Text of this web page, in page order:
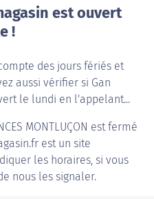
est ouvert
!
des jours fériés et
aussi vérifier si Gan
le lundi en l'appelant...
MONTLUÇON est fermé
est un site
les horaires, si vous
nous les signaler.